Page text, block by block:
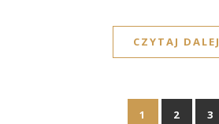
CZYTAJ DALEJ
1 2 3